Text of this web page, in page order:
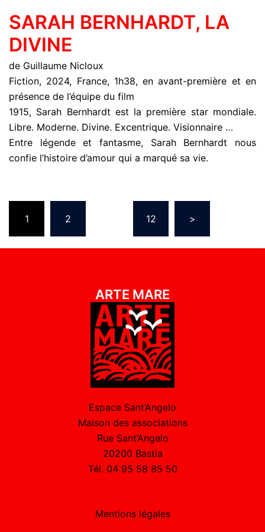
SARAH BERNHARDT, LA
DIVINE
de Guillaume Nicloux
Fiction, 2024, France, 1h38, en avant-première et en
présence de l’équipe du film
1915, Sarah Bernhardt est la première star mondiale.
Libre. Moderne. Divine. Excentrique. Visionnaire …
Entre légende et fantasme, Sarah Bernhardt nous
confie l’histoire d’amour qui a marqué sa vie.
1 2 12 >
ARTE MARE
Espace Sant’Angelo
Maison des associations
Rue Sant’Angelo
20200 Bastia
Tél. 04 95 58 85 50
Mentions légales